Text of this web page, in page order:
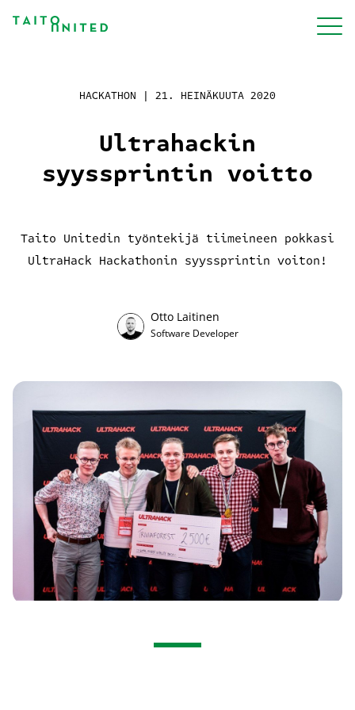
sisältöön
Palvelut
Blogi
Työpaikat
Ota yhteyttä
Ultrahackin
syyssprintin voitto
HACKATHON | 21. HEINÄKUUTA 2020
Taito Unitedin työntekijä tiimeineen pokkasi
UltraHack Hackathonin syyssprintin voiton!
Otto Laitinen
Software Developer